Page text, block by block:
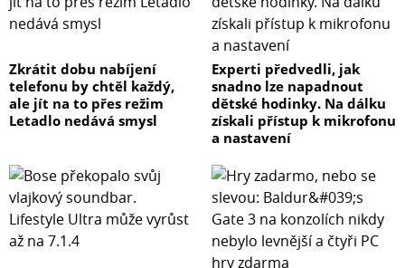
Zkrátit dobu nabíjení
telefonu by chtěl každý,
ale jít na to přes režim
Letadlo nedává smysl
Experti předvedli, jak
snadno lze napadnout
dětské hodinky. Na dálku
získali přístup k mikrofonu
a nastavení